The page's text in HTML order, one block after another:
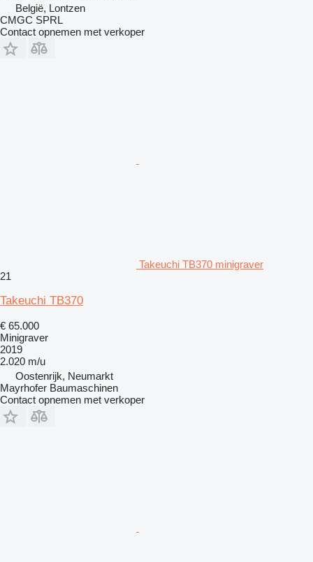
België, Lontzen
CMGC SPRL
Contact opnemen met verkoper
Takeuchi TB370 minigraver
21
Takeuchi TB370
€ 65.000
Minigraver
2019
2.020 m/u
Oostenrijk, Neumarkt
Mayrhofer Baumaschinen
Contact opnemen met verkoper